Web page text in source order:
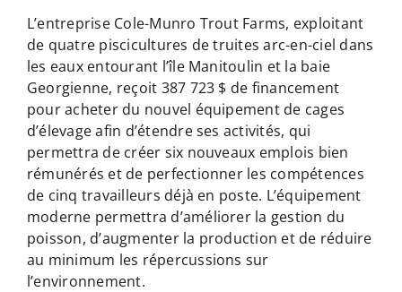
L’entreprise Cole-Munro Trout Farms, exploitant
de quatre piscicultures de truites arc-en-ciel dans
les eaux entourant l’île Manitoulin et la baie
Georgienne, reçoit 387 723 $ de financement
pour acheter du nouvel équipement de cages
d’élevage afin d’étendre ses activités, qui
permettra de créer six nouveaux emplois bien
rémunérés et de perfectionner les compétences
de cinq travailleurs déjà en poste. L’équipement
moderne permettra d’améliorer la gestion du
poisson, d’augmenter la production et de réduire
au minimum les répercussions sur
l’environnement.